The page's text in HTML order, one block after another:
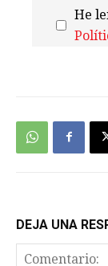
He
DEJA UNA